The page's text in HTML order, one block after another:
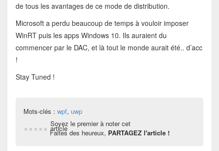
de tous les avantages de ce mode de distribution.
Microsoft a perdu beaucoup de temps à vouloir imposer
WinRT puis les apps Windows 10. Ils auraient du
commencer par le DAC, et là tout le monde aurait été.. d’acc
!
Stay Tuned !
Mots-clés : wpf, uwp
Soyez le premier à noter cet
article
Faites des heureux, PARTAGEZ l'article !